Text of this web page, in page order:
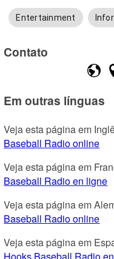
Entertainment
Contato
Em outras línguas
Veja esta página em
Baseball Radio online
Veja esta página em
Baseball Radio en ligne
Veja esta página em
Baseball Radio online
Veja esta página em
Hooks Baseball Radio